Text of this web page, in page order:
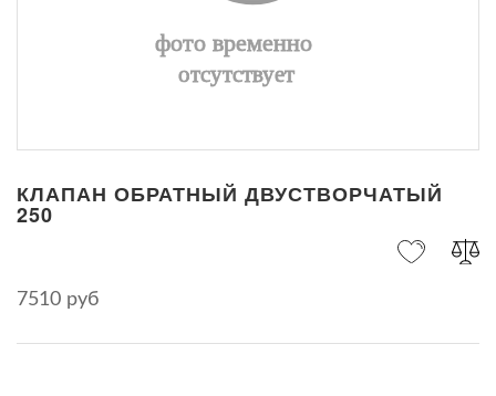
КЛАПАН ОБРАТНЫЙ ДВУСТВОРЧАТЫЙ
250
7510 руб